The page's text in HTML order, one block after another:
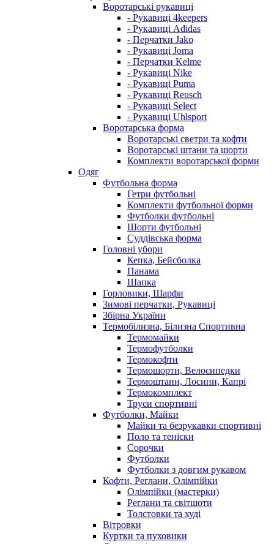
Воротарські рукавиці
- Рукавиці 4keepers
- Рукавиці Adidas
- Перчатки Jako
- Рукавиці Joma
- Перчатки Kelme
- Рукавиці Nike
- Рукавиці Puma
- Рукавиці Reusch
- Рукавиці Select
- Рукавиці Uhlsport
Воротарська форма
Воротарські светри та кофти
Воротарські штани та шорти
Комплекти воротарської форми
Одяг
Футбольна форма
Гетри футбольні
Комплекти футбольної форми
Футболки футбольні
Шорти футбольні
Суддівська форма
Головні убори
Кепка, Бейсболка
Панама
Шапка
Горловики, Шарфи
Зимові перчатки, Рукавиці
Збірна України
Термобілизна, Білизна Спортивна
Термомайки
Термофутболки
Термокофти
Термошорти, Велосипедки
Термоштани, Лосини, Капрі
Термокомплект
Труси спортивні
Футболки, Майки
Майки та безрукавки спортивні
Поло та теніски
Сорочки
Футболки
Футболки з довгим рукавом
Кофти, Реглани, Олімпійки
Олімпійки (мастерки)
Реглани та світшоти
Толстовки та худі
Вітровки
Куртки та пуховики